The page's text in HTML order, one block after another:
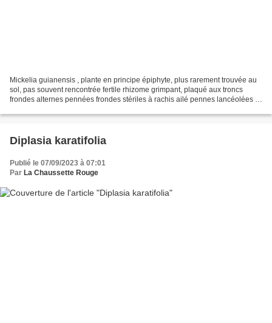
Mickelia guianensis , plante en principe épiphyte, plus rarement trouvée au
sol, pas souvent rencontrée fertile rhizome grimpant, plaqué aux troncs
frondes alternes pennées frondes stériles à rachis ailé pennes lancéolées à
Diplasia karatifolia
Publié le 07/09/2023 à 07:01
Par La Chaussette Rouge